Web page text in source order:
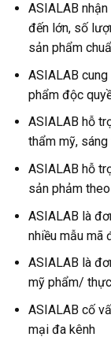
ASIALAB
đến lớn, số
sản phẩm
ASIALAB
phẩm độc
ASIALAB hỗ
thẩm mỹ, sáng
ASIALAB hỗ
sản phảm
ASIALAB là
nhiều mẫu mã
ASIALAB là
mỹ phẩm/
ASIALAB cố
mại đa kênh